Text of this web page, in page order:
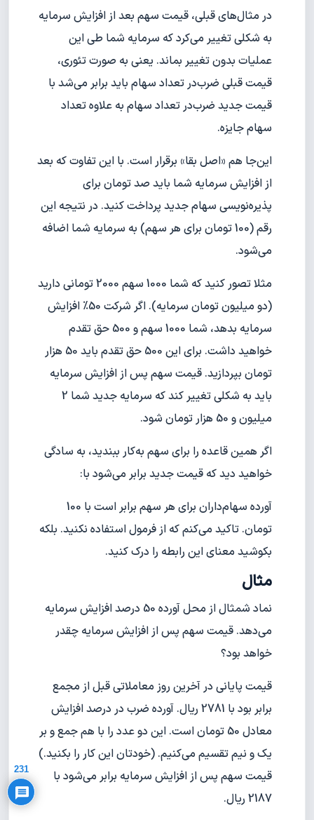
در مثال‌های قبلی، قیمت سهم بعد از افزایش سرمایه
به شکلی تغییر می‌کرد که سرمایه شما طی این
عملیات بدون تغییر بماند. یعنی به صورت تئوری،
قیمت قبلی ضرب‌در تعداد سهام باید برابر می‌شد با
قیمت جدید ضرب‌در تعداد سهام به علاوه تعداد
سهام جایزه.
این‌جا هم «اصل بقا» برقرار است. با این تفاوت که بعد
از افزایش سرمایه شما باید صد تومان برای
پذیره‌نویسی سهام جدید پرداخت کنید. در نتیجه این
رقم (100 تومان برای هر سهم) به سرمایه شما اضافه
می‌شود.
مثلا تصور کنید که شما 1000 سهم 2000 تومانی دارید
(دو میلیون تومان سرمایه). اگر شرکت 50% افزایش
سرمایه بدهد، شما 1000 سهم و 500 حق تقدم
خواهید داشت. برای این 500 حق تقدم باید 50 هزار
تومان بپردازید. قیمت سهم پس از افزایش سرمایه
باید به شکلی تغییر کند که سرمایه جدید شما 2
میلیون و 50 هزار تومان شود.
اگر همین قاعده را برای سهم به‌کار ببندید، به سادگی
خواهید دید که قیمت جدید برابر می‌شود با:
آورده سهام‌داران برای هر سهم برابر است با 100
تومان. تاکید می‌کنم که از فرمول استفاده نکنید. بلکه
بکوشید معنای این رابطه را درک کنید.
مثال
نماد شمثال از محل آورده 50 درصد افزایش سرمایه
می‌دهد. قیمت سهم پس از افزایش سرمایه چقدر
خواهد بود؟
قیمت پایانی در آخرین روز معاملاتی قبل از مجمع
برابر بود با 2781 ریال. آورده ضرب در درصد افزایش
معادل 50 تومان است. این دو عدد را با هم جمع و بر
یک و نیم تقسیم می‌کنیم. (خودتان این کار را بکنید.)
قیمت سهم پس از افزایش سرمایه برابر می‌شود با
2187 ریال.
Privacy Policy
231